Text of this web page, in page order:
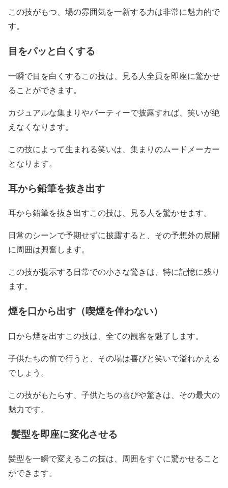
この技がもつ、場の雰囲気を一新する力は非常に魅力的で
す。
目をパッと白くする
一瞬で目を白くするこの技は、見る人全員を即座に驚かせ
ることができます。
カジュアルな集まりやパーティーで披露すれば、笑いが絶
えなくなります。
この技によって生まれる笑いは、集まりのムードメーカー
となります。
耳から鉛筆を抜き出す
耳から鉛筆を抜き出すこの技は、見る人を驚かせます。
日常のシーンで予期せずに披露すると、その予想外の展開
に周囲は興奮します。
この技が提示する日常での小さな驚きは、特に記憶に残り
ます。
煙を口から出す（喫煙を伴わない）
口から煙を出すこの技は、全ての観客を魅了します。
子供たちの前で行うと、その場は喜びと笑いで溢れかえる
でしょう。
この技がもたらす、子供たちの喜びや驚きは、その最大の
魅力です。
髪型を即座に変化させる
髪型を一瞬で変えるこの技は、周囲をすぐに驚かせること
ができます。